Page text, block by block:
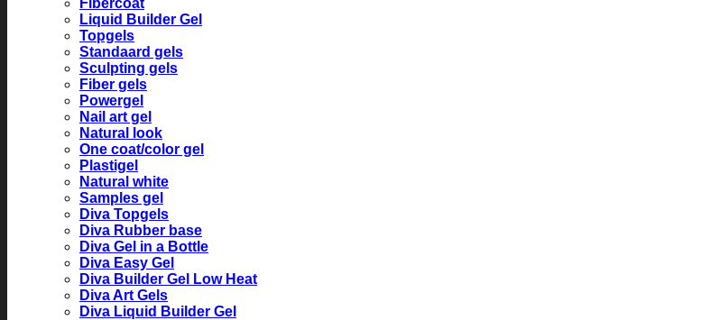
Fibercoat
Liquid Builder Gel
Topgels
Standaard gels
Sculpting gels
Fiber gels
Powergel
Nail art gel
Natural look
One coat/color gel
Plastigel
Natural white
Samples gel
Diva Topgels
Diva Rubber base
Diva Gel in a Bottle
Diva Easy Gel
Diva Builder Gel Low Heat
Diva Art Gels
Diva Liquid Builder Gel